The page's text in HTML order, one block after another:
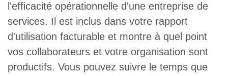
l'efficacité opérationnelle d'une entreprise de
services. Il est inclus dans votre rapport
d'utilisation facturable et montre à quel point
vos collaborateurs et votre organisation sont
productifs. Vous pouvez suivre le temps que